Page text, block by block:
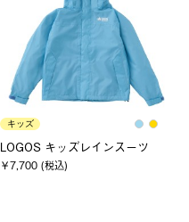
キッズ
LOGOS キッズレインスーツ
￥7,700 (税込)